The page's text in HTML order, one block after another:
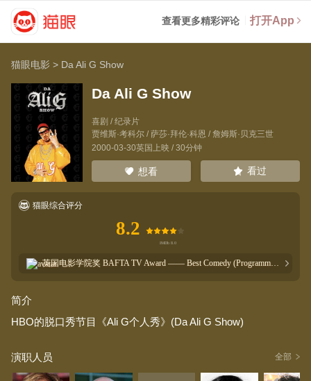
查看更多精彩评论 打开App
猫眼电影 > Da Ali G Show
Da Ali G Show
喜剧 / 纪录片
贾维斯·考科尔/萨莎·拜伦·科恩 /詹姆斯·贝克三世
2000-03-30英国上映 / 30分钟
想看 看过
猫眼综合评分
8.2
英国电影学院奖 BAFTA TV Award —— Best Comedy (Programme or Series)
简介
HBO的脱口秀节目《Ali G个人秀》(Da Ali G Show)
演职人员 全部